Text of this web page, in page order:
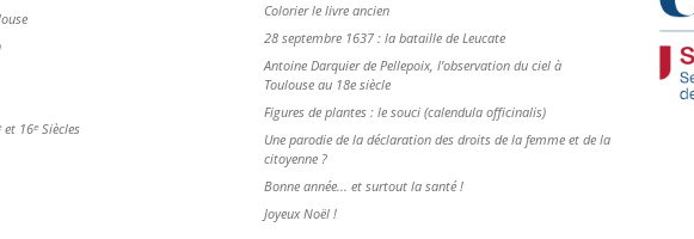
16ᵉ Siècles
Colorier le livre ancien
28 septembre 1637 : la bataille de Leucate
Antoine Darquier de Pellepoix, l’observation du ciel à
Toulouse au 18e siècle
Figures de plantes : le souci (calendula officinalis)
Une parodie de la déclaration des droits de la femme et de la
citoyenne ?
Bonne année... et surtout la santé !
Joyeux Noël !